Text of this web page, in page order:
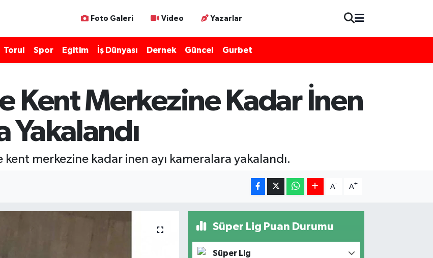
Foto Galeri Video Yazarlar
Torul Spor Eğitim İş Dünyası Dernek Güncel Gurbet
Kent Merkezine Kadar İnen
Yakalandı
merkezine kadar inen ayı kameralara yakalandı.
A- A+
Süper Lig Puan Durumu
Süper Lig